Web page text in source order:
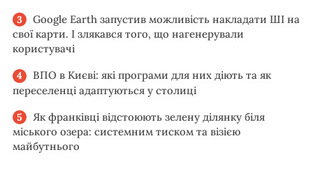
Google Earth запустив можливість накладати ШІ на
свої карти. І злякався того, що нагенерували
користувачі
ВПО в Києві: які програми для них діють та як
переселенці адаптуються у столиці
Як франківці відстоюють зелену ділянку біля
міського озера: системним тиском та візією
майбутнього